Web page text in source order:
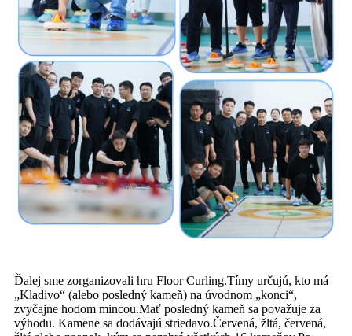
Ďalej sme zorganizovali hru Floor Curling.Tímy určujú, kto má
„Kladivo“ (alebo posledný kameň) na úvodnom „konci“,
zvyčajne hodom mincou.Mať posledný kameň sa považuje za
výhodu. Kamene sa dodávajú striedavo.Červená, žltá, červená,